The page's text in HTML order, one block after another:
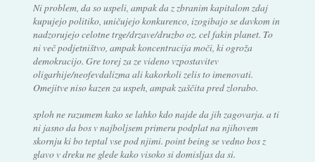
Ni problem, da so uspeli, ampak da z zbranim kapitalom zdaj
kupujejo politiko, uničujejo konkurenco, izogibajo se davkom in
nadzorujejo celotne trge/drzave/druzbo oz. cel fakin planet. To
ni več podjetništvo, ampak koncentracija moči, ki ogroža
demokracijo. Gre torej za ze videno vzpostavitev
oligarhije/neofevdalizma ali kakorkoli zelis to imenovati.
Omejitve niso kazen za uspeh, ampak zaščita pred zlorabo.
sploh ne razumem kako se lahko kdo najde da jih zagovarja. a ti
ni jasno da bos v najboljsem primeru podplat na njihovem
skornju ki bo teptal vse pod njimi. point being se vedno bos z
glavo v dreku ne glede kako visoko si domisljas da si.